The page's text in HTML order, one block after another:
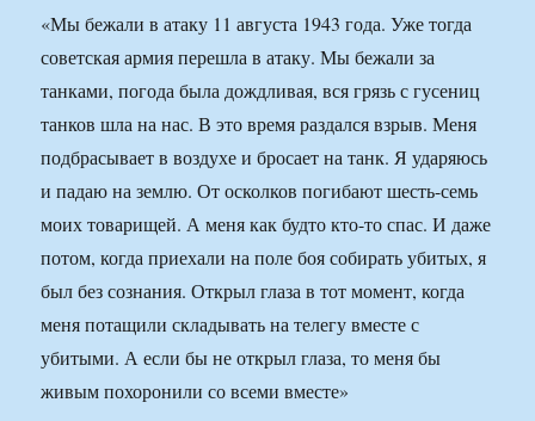
«Мы бежали в атаку 11 августа 1943 года. Уже тогда
советская армия перешла в атаку. Мы бежали за
танками, погода была дождливая, вся грязь с гусениц
танков шла на нас. В это время раздался взрыв. Меня
подбрасывает в воздухе и бросает на танк. Я ударяюсь
и падаю на землю. От осколков погибают шесть-семь
моих товарищей. А меня как будто кто-то спас. И даже
потом, когда приехали на поле боя собирать убитых, я
был без сознания. Открыл глаза в тот момент, когда
меня потащили складывать на телегу вместе с
убитыми. А если бы не открыл глаза, то меня бы
живым похоронили со всеми вместе»